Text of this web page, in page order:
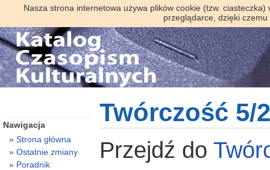
Nasza strona internetowa używa plików cookie (tzw.
przeglądarce, dzięki
Twórczość 5/
Przejdź do
Nawigacja
Strona główna
Ostatnie zmiany
Poradnik